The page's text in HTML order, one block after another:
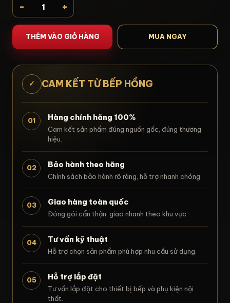
- +
THÊM VÀO GIỎ HÀNG MUA NGAY
✓ CAM KẾT TỪ BẾP HỒNG
01 Hàng chính hãng 100%
Cam kết sản phẩm đúng nguồn gốc, đúng thương
hiệu.
02 Bảo hành theo hãng
Chính sách bảo hành rõ ràng, hỗ trợ nhanh chóng.
03 Giao hàng toàn quốc
Đóng gói cẩn thận, giao nhanh theo khu vực.
04 Tư vấn kỹ thuật
Hỗ trợ chọn sản phẩm phù hợp nhu cầu sử dụng.
05 Hỗ trợ lắp đặt
Tư vấn lắp đặt cho thiết bị bếp và phụ kiện nội
thất.